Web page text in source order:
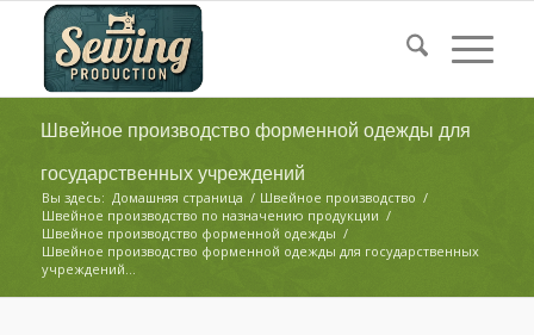
Швейное производство форменной одежды для
государственных учреждений
Вы здесь: Домашняя страница / Швейное производство /
Швейное производство по назначению продукции /
Швейное производство форменной одежды /
Швейное производство форменной одежды для государственных
учреждений...